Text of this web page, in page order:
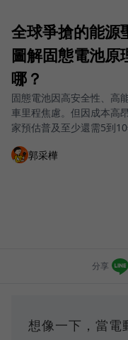
全球爭搶的能源
圖解固態電池原
哪？
固態電池因高安全性、高
車里程焦慮。但因成本高
家預估普及至少還需5到10
郭采樺
分享
想像一下，當電